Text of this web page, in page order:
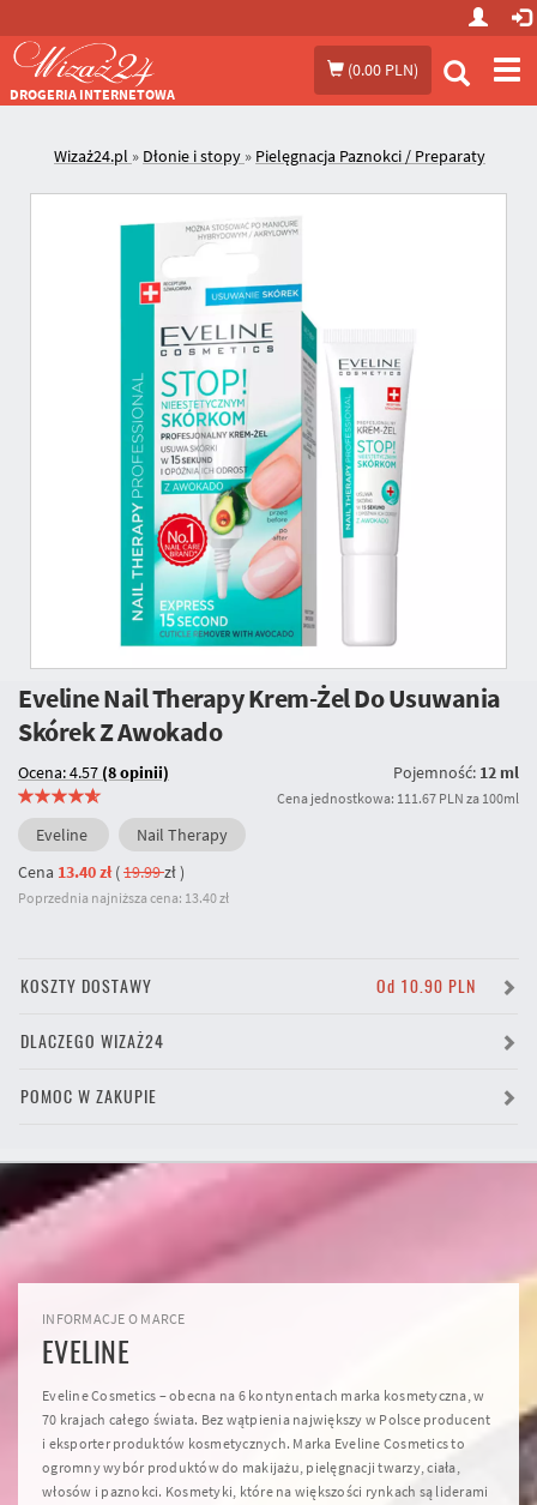
(0.00 PLN)
DROGERIA INTERNETOWA
Wizaż24.pl » Dłonie i stopy » Pielęgnacja Paznokci / Preparaty
Eveline Nail Therapy Krem-Żel Do Usuwania
Skórek Z Awokado
Ocena: 4.57 (8 opinii) Pojemność: 12 ml
Cena jednostkowa: 111.67 PLN za 100ml
Eveline
Nail Therapy
Cena 13.40 zł(19.99zł)
Poprzednia najniższa cena: 13.40 zł
KOSZTY DOSTAWY Od 10.90 PLN
DLACZEGO WIZAŻ24
POMOC W ZAKUPIE
INFORMACJE O MARCE
EVELINE
Eveline Cosmetics – obecna na 6 kontynentach marka kosmetyczna, w
70 krajach całego świata. Bez wątpienia największy w Polsce producent
i eksporter produktów kosmetycznych. Marka Eveline Cosmetics to
ogromny wybór produktów do makijażu, pielęgnacji twarzy, ciała,
włosów i paznokci. Kosmetyki, które na większości rynkach są liderami